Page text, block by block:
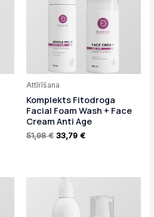
Attīrīšana
Komplekts Fitodroga
Facial Foam Wash + Face
Cream Anti Age
51,98€ 33,79 €
was: